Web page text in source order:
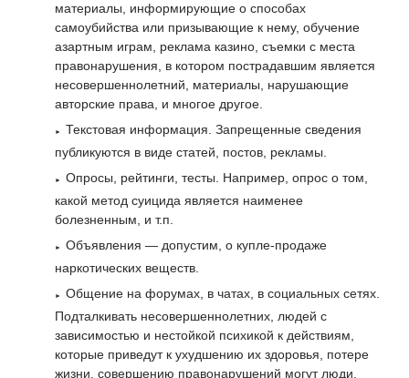
материалы, информирующие о способах
самоубийства или призывающие к нему, обучение
азартным играм, реклама казино, съемки с места
правонарушения, в котором пострадавшим является
несовершеннолетний, материалы, нарушающие
авторские права, и многое другое.
Текстовая информация. Запрещенные сведения
публикуются в виде статей, постов, рекламы.
Опросы, рейтинги, тесты. Например, опрос о том,
какой метод суицида является наименее
болезненным, и т.п.
Объявления — допустим, о купле-продаже
наркотических веществ.
Общение на форумах, в чатах, в социальных сетях.
Подталкивать несовершеннолетних, людей с
зависимостью и нестойкой психикой к действиям,
которые приведут к ухудшению их здоровья, потере
жизни, совершению правонарушений могут люди,